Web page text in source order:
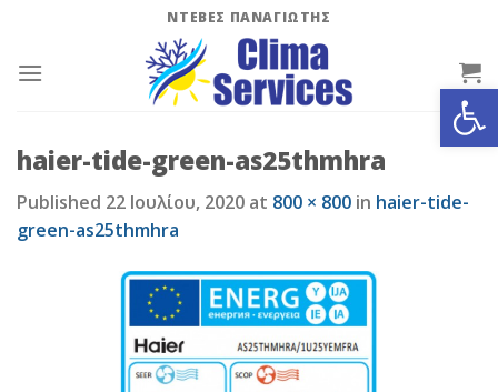
content
ΝΤΕΒΕΣ ΠΑΝΑΓΙΩΤΗΣ
haier-tide-green-as25thmhra
Published 22 Ιουλίου, 2020 at 800 × 800 in haier-tide-
green-as25thmhra